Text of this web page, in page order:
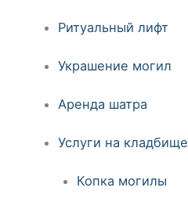
Ритуальный лифт
Украшение могил
Аренда шатра
Услуги на кладбище
Копка могилы